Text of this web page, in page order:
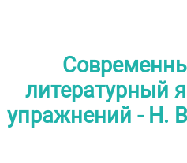
литературный
упражнений - Н.